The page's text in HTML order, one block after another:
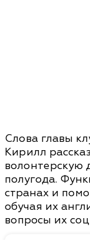
Слова главы
Кирилл
волонтерскую
полугода.
странах и
обучая их
вопросы их